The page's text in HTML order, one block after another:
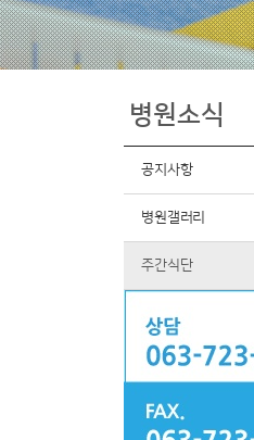
병원소식
공지사항
병원갤러리
주간식단